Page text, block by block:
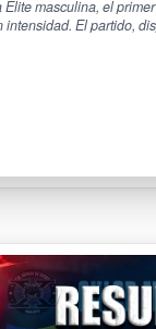
masculina, el
El partido,